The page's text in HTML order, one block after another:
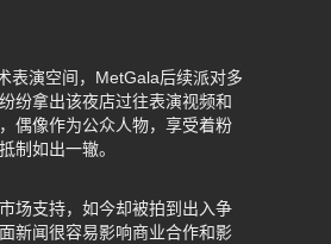
表演空间，MetGala后续派对多
纷拿出该夜店过往表演视频和
偶像作为公众人物，享受着粉
制如出一辙。
场支持，如今却被拍到出入争
新闻很容易影响商业合作和影